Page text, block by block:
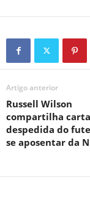
Artigo anterior
Russell Wilson
compartilha
despedida do
se aposentar da